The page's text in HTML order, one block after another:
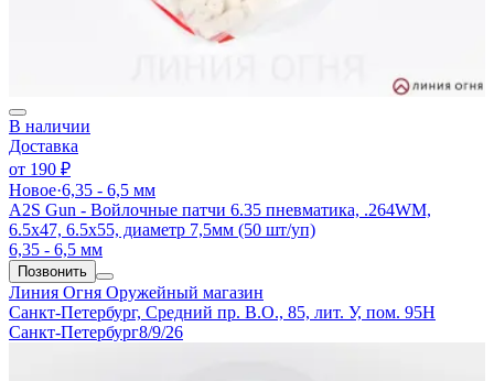
В наличии
Доставка
от 190 ₽
Новое·6,35 - 6,5 мм
A2S Gun - Войлочные патчи 6.35 пневматика, .264WM,
6.5x47, 6.5x55, диаметр 7,5мм (50 шт/уп)
6,35 - 6,5 мм
Позвонить
Линия Огня Оружейный магазин
Санкт-Петербург, Средний пр. В.О., 85, лит. У, пом. 95Н
Санкт-Петербург8/9/26